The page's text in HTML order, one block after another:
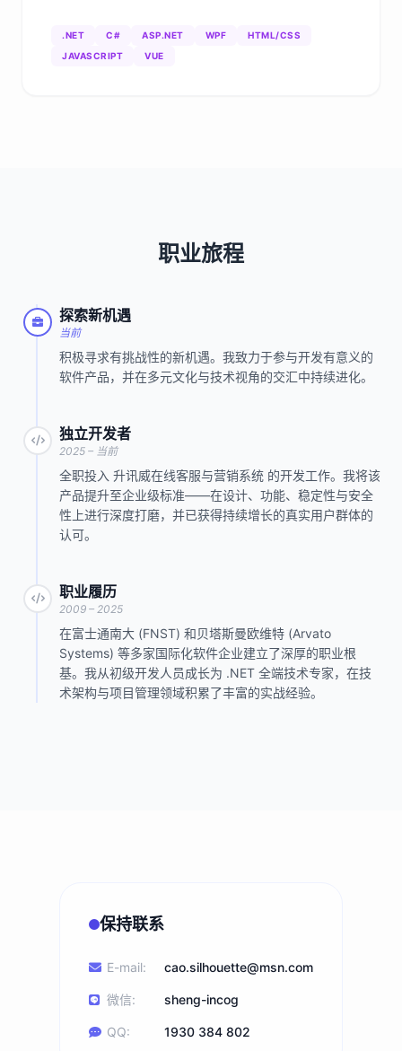
.NET C# ASP.NET WPF
HTML/CSS
JAVASCRIPT
VUE
职业旅程
探索新机遇
当前
积极寻求有挑战性的新机遇。我致力于参与开发有意义的
软件产品，并在多元文化与技术视角的交汇中持续进化。
独立开发者
2025 – 当前
全职投入 升讯威在线客服与营销系统 的开发工作。我将该
产品提升至企业级标准——在设计、功能、稳定性与安全
性上进行深度打磨，并已获得持续增长的真实用户群体的
认可。
职业履历
2009 – 2025
在富士通南大 (FNST) 和贝塔斯曼欧维特 (Arvato
Systems) 等多家国际化软件企业建立了深厚的职业根
基。我从初级开发人员成长为 .NET 全端技术专家，在技
术架构与项目管理领域积累了丰富的实战经验。
保持联系
E-mail: cao.silhouette@msn.com
微信: sheng-incog
QQ: 1930 384 802